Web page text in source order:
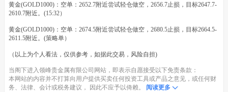
黄金(GOLD1000)：空单：2652.7附近尝试轻仓做空，2656.7止损，目标2647.7-
2610.7附近。(15:32）
黄金(GOLD1000)：空单：2674.5附近尝试轻仓做空，2680.5止损，目标2664.5-
2611.5附近。(策略单）
（以上为个人看法，仅供参考，如据此交易，风险自担)
当阁下进入领峰贵金属有限公司网站，即表示自愿接受以下免责条款：
本网站的内容并不打算向用户提供买卖任何投资工具或产品之意见，或任何财
务、法律、会计或税务建议， 因此不应予以倚赖。
阅读更多